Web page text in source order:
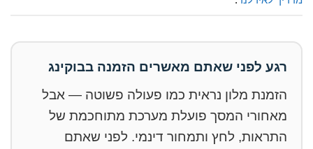
רגע לפני שאתם מאשרים הזמנה בבוקינג
הזמנת מלון נראית כמו פעולה פשוטה — אבל
מאחורי המסך פועלת מערכת מתוחכמת של
התראות, לחץ ותמחור דינמי. לפני שאתם